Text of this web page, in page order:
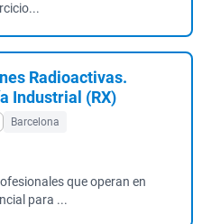
Radioactivas.
Industrial (RX)
Barcelona
que operan en
para ...